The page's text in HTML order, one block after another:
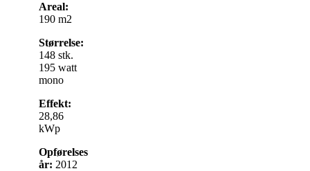
Areal:
190 m2
Størrelse:
148 stk.
195 watt
mono
Effekt:
28,86
kWp
Opførelses
år: 2012